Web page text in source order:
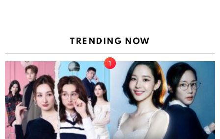
TRENDING NOW